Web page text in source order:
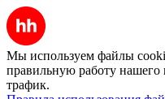
Мы используем файлы
правильную работу нашего
трафик.